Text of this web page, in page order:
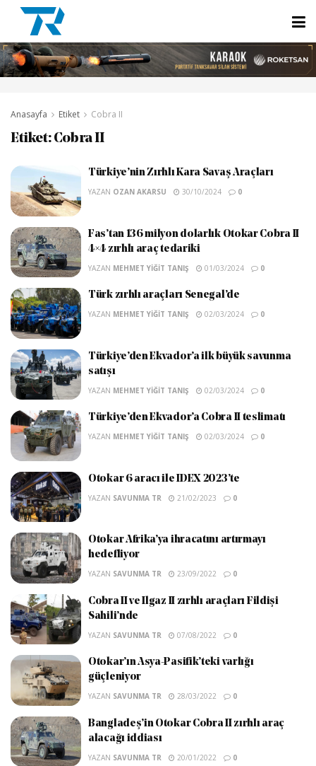
Anasayfa Etiket Cobra II
Etiket: Cobra II
Türkiye’nin Zırhlı Kara Savaş Araçları
YAZAN OZAN AKARSU 30/10/2024 0
Fas’tan 136 milyon dolarlık Otokar Cobra II
4×4 zırhlı araç tedariki
YAZAN MEHMET YIĞIT TANIŞ 01/03/2024 0
Türk zırhlı araçları Senegal’de
YAZAN MEHMET YIĞIT TANIŞ 02/03/2024 0
Türkiye’den Ekvador’a ilk büyük savunma
satışı
YAZAN MEHMET YIĞIT TANIŞ 02/03/2024 0
Türkiye’den Ekvador’a Cobra II teslimatı
YAZAN MEHMET YIĞIT TANIŞ 02/03/2024 0
Otokar 6 aracı ile IDEX 2023’te
YAZAN SAVUNMA TR 21/02/2023 0
Otokar Afrika’ya ihracatını artırmayı
hedefliyor
YAZAN SAVUNMA TR 23/09/2022 0
Cobra II ve Ilgaz II zırhlı araçları Fildişi
Sahili’nde
YAZAN SAVUNMA TR 07/08/2022 0
Otokar’ın Asya-Pasifik’teki varlığı
güçleniyor
YAZAN SAVUNMA TR 28/03/2022 0
Bangladeş’in Otokar Cobra II zırhlı araç
alacağı iddiası
YAZAN SAVUNMA TR 20/01/2022 0